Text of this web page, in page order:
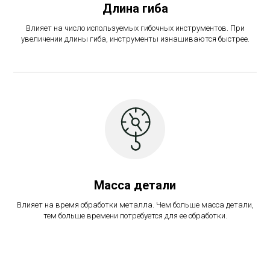
Длина гиба
Влияет на число используемых гибочных инструментов. При
увеличении длины гиба, инструменты изнашиваются быстрее.
Масса детали
Влияет на время обработки металла. Чем больше масса детали,
тем больше времени потребуется для ее обработки.
для
истовой гибки